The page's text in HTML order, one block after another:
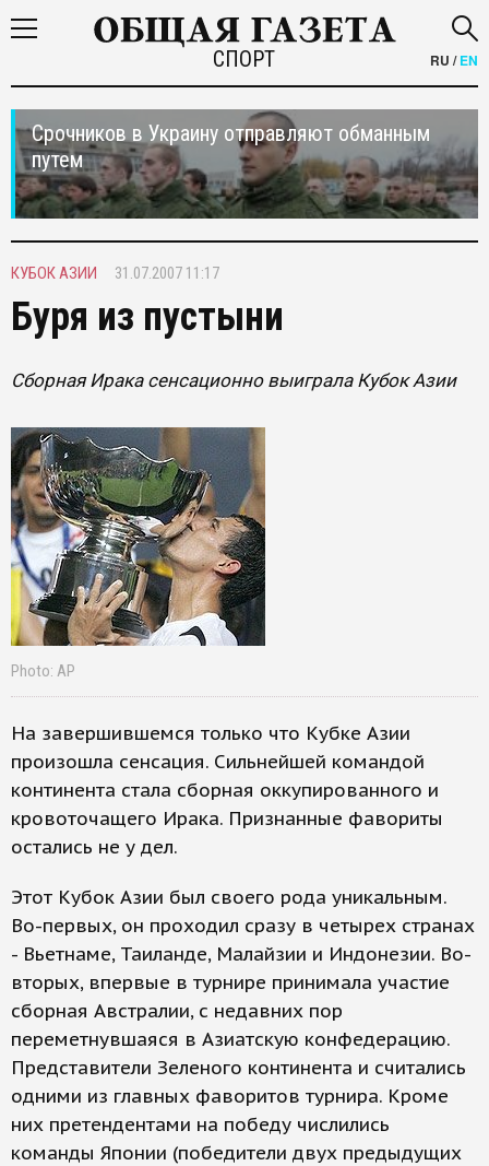
СПОРТ RU /EN
Срочников в Украину отправляют обманным
путем
КУБОК АЗИИ 31.07.2007 11:17
Буря из пустыни
Сборная Ирака сенсационно выиграла Кубок Азии
Photo: AP
На завершившемся только что Кубке Азии
произошла сенсация. Сильнейшей командой
континента стала сборная оккупированного и
кровоточащего Ирака. Признанные фавориты
остались не у дел.
Этот Кубок Азии был своего рода уникальным.
Во-первых, он проходил сразу в четырех странах
- Вьетнаме, Таиланде, Малайзии и Индонезии. Во-
вторых, впервые в турнире принимала участие
сборная Австралии, с недавних пор
переметнувшаяся в Азиатскую конфедерацию.
Представители Зеленого континента и считались
одними из главных фаворитов турнира. Кроме
них претендентами на победу числились
команды Японии (победители двух предыдущих